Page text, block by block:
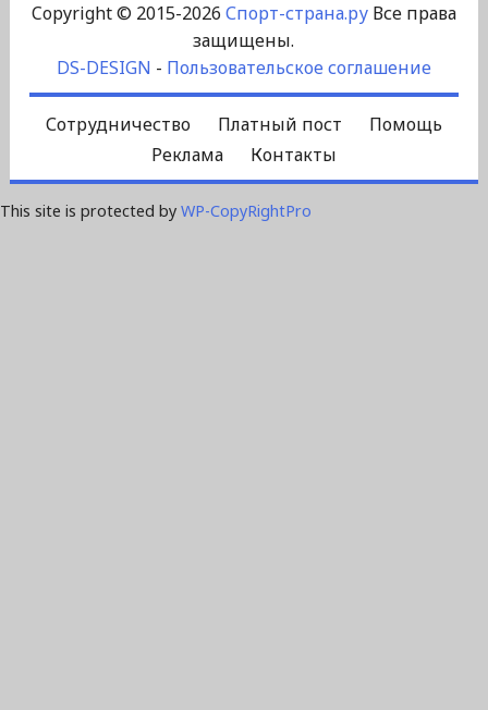
Copyright © 2015-2026 Спорт-страна.руВсе права
защищены.
DS-DESIGN - Пользовательское соглашение
Сотрудничество Платный пост
Помощь
Реклама
Контакты
This site is protected by WP-CopyRightPro